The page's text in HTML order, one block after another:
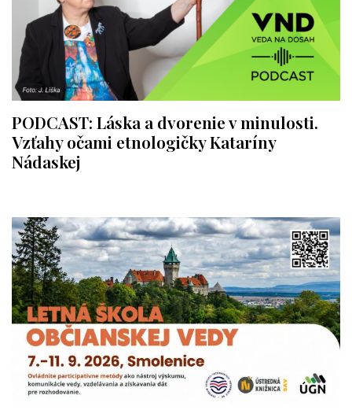
PODCAST: Láska a dvorenie v minulosti.
Vzťahy očami etnologičky Kataríny
Nádaskej